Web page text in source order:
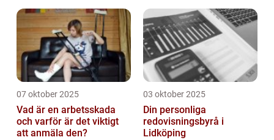
07 oktober 2025
Vad är en arbetsskada
och varför är det viktigt
att anmäla den?
03 oktober 2025
Din personliga
redovisningsbyrå i
Lidköping